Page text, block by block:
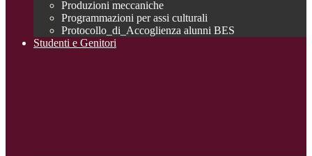
Produzioni meccaniche
Programmazioni per assi culturali
Protocollo_di_Accoglienza alunni BES
Studenti e Genitori